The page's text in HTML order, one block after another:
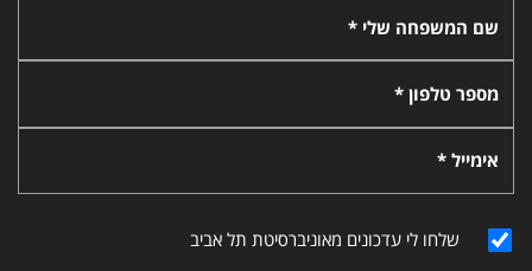
שם המשפחה שלי *
מספר טלפון *
אימייל *
שלחו לי עדכונים מאוניברסיטת תל אביב